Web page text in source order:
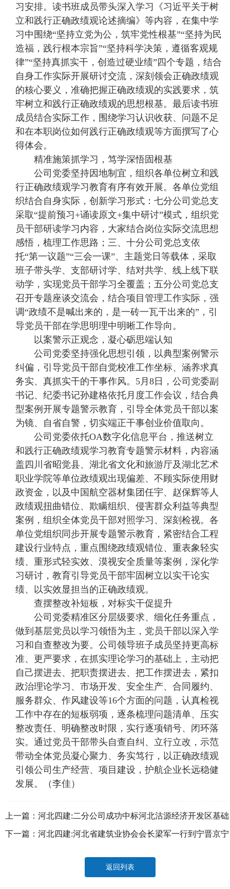
习安排。读书班成员带头深入学习《习近平关于树
立和践行正确政绩观论述摘编》等内容，在集中学
习中围绕“坚持立党为公，筑牢党性根基”“坚持为民
造福，践行根本宗旨”“坚持科学决策，遵循客观规
律”“坚持真抓实干，创造过硬业绩”四个专题，结合
自身工作实际开展研讨交流，深刻领会正确政绩观
的核心要义，准确把握正确政绩观的实践要求，筑
牢树立和践行正确政绩观的思想根基。最后读书班
成员结合实际工作，围绕学习认识收获、问题不足
和在本职岗位如何践行正确政绩观等方面撰写了心
得体会。
精准施策抓学习，笃学深悟固根基
公司党委坚持因地制宜，组织各单位树立和践
行正确政绩观学习教育有序有效开展。各单位党组
织结合自身实际，创新学习形式：七分公司党总支
采取“提前预习+诵读原文+集中研讨”模式，组织党
员干部研读学习内容，大家结合岗位实际交流思想
感悟，梳理工作思路；三、十分公司党总支依
托“第一议题”“三会一课”、主题党日等载体，采取
班子带头学、支部研讨学、结对共学、线上线下联
动学，实现党员干部学习全覆盖；五分公司党总支
召开专题座谈交流会，结合项目管理工作实际，强
调“政绩不是喊出来的，是一砖一瓦干出来的”，引
导党员干部在学思明理中明晰工作导向。
以案警示正观念，凝心砺思端认知
公司党委坚持强化思想引领，以典型案例警示
纠偏，引导党员干部自觉校准工作坐标、涵养求真
务实、真抓实干的干事作风。5月8日，公司党委副
书记、纪委书记孙建格依托月度工作会议，结合典
型案例开展专题警示教育，引导全体党员干部以案
为镜、自省自警，切实端正干事创业价值取向。
公司党委依托OA数字化信息平台，推送树立
和践行正确政绩观学习教育专题警示材料，内容涵
盖四川省昭觉县、湖北省文化和旅游厅及湖北艺术
职业学院等单位政绩观出现偏差、不顾实际使用财
政资金，以及中国航空器材集团任宇、赵保辉等人
政绩观扭曲错位、欺瞒组织、侵害群众利益等典型
案例，组织全体党员干部对照学习、深刻检视。各
单位党组织同步开展专题警示教育，紧密结合工程
建设行业特点，重点围绕政绩观错位、重表象轻实
绩、重形式轻实效、漠视安全质量等案例，深化学
习研讨，教育引导党员干部牢固树立以实干论实
绩、以实效显担当的正确政绩观。
查摆整改补短板，对标实干促提升
公司党委精准区分层级要求、细化任务重点，
做到基层党员以学习领悟为主，党员干部以深入学
习和自查整改为要。公司领导班子成员坚持更高标
准、更严要求，在抓实理论学习的基础上，主动把
自己摆进去、把职责摆进去、把工作摆进去，紧扣
政治理论学习、市场开发、安全生产、合同履约、
服务群众、作风建设等16个方面的问题，认真检视
工作中存在的短板弱项，逐条梳理问题清单、压实
整改责任、明确整改时限，实行逐项销号、闭环落
实。通过党员干部带头自查自纠、立行立改，示范
带动全体党员凝心聚力、务实笃行，以正确政绩观
引领公司生产经营、项目建设，护航企业长远稳健
发展。（李佳）
上一篇： 河北四建:二分公司成功中标河北沽源经济开发区基础
设施综合提升建设项目第二标段
下一篇： 河北四建:河北省建筑业协会会长梁军一行到宁晋京宁
返回列表